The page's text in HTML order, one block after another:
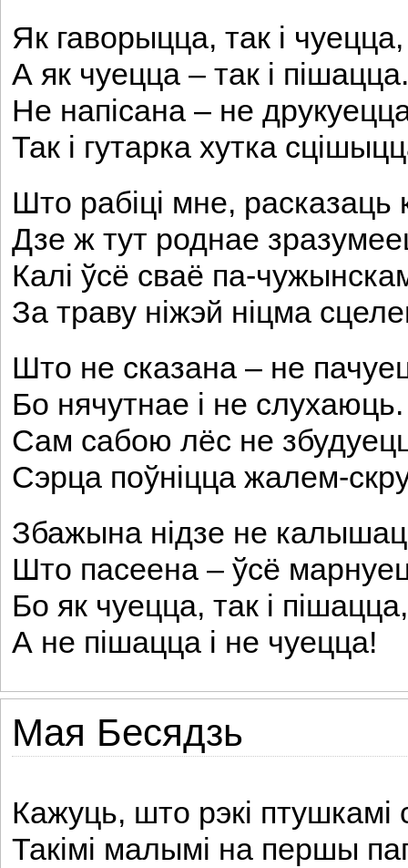
Як гаворыцца, так і чуецца,
А як чуецца – так і пішацца.
Не напісана – не
Так і гутарка хутка
Што рабіці мне, расказаць
Дзе ж тут роднае
Калі ўсё сваё па-
За траву ніжэй ніцма
Што не сказана – не
Бо нячутнае і не слухаюць.
Сам сабою лёс не
Сэрца поўніцца жалем-
Збажына нідзе не
Што пасеена – ўсё
Бо як чуецца, так і пішацца,
А не пішацца і не чуецца!
Мая Бесядзь
Кажуць, што рэкі
Такімі малымі на першы